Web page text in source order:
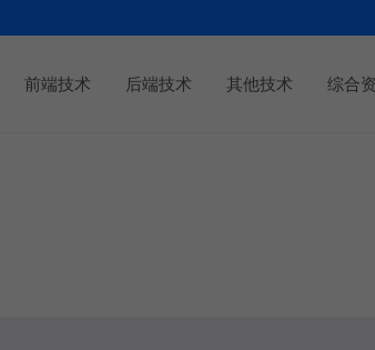
前端技术 后端技术 其他技术 综合